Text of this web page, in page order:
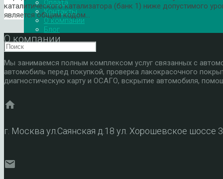
Оплата
Контакты
О компании
Блог
каталитического катализатора (банк 1) ниже допустимого
является общим кодом…
О компании
Мы занимаемся полным комплексом услуг связанных с
автомобиль перед покупкой, проверка лакокрасочного
диагностическую карту и ОСАГО, вскрытие автомобиля,
home
г. Москва ул.Саянская д.18 ул. Хорошевское шоссе
mail